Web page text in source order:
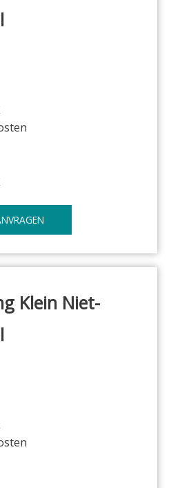
Klein Niet-